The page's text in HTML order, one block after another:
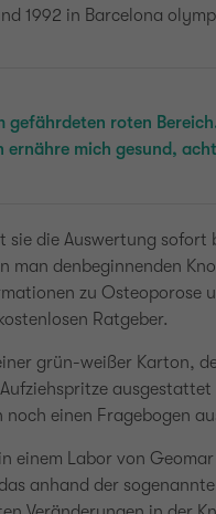
1992 in Barcelona
gefährdeten roten
ernähre mich gesund,
sie die Auswertung sofort
man denbeginnenden
zu Osteoporose
kostenlosen Ratgeber.
grün-weißer Karton,
einen Fragebogen
einem Labor von
anhand der